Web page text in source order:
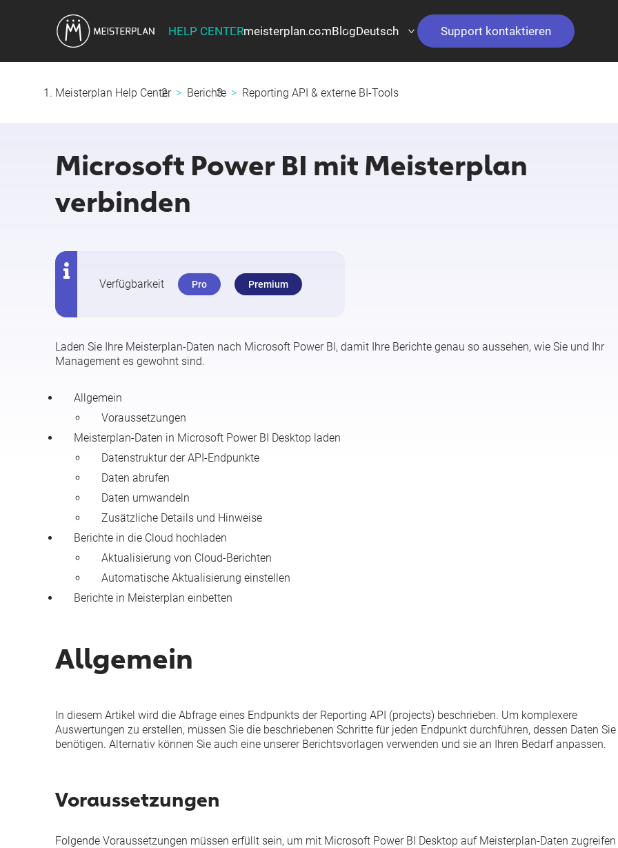
HELP CENTERmeisterplan.comBlogDeutsch Support kontaktieren
Meisterplan Help Center Berichte Reporting API & externe BI-Tools
Microsoft Power BI mit Meisterplan
verbinden
Verfügbarkeit Pro Premium
Laden Sie Ihre Meisterplan-Daten nach Microsoft Power BI, damit Ihre Berichte genau so aussehen, wie Sie und Ihr
Management es gewohnt sind.
Allgemein
Voraussetzungen
Meisterplan-Daten in Microsoft Power BI Desktop laden
Datenstruktur der API-Endpunkte
Daten abrufen
Daten umwandeln
Zusätzliche Details und Hinweise
Berichte in die Cloud hochladen
Aktualisierung von Cloud-Berichten
Automatische Aktualisierung einstellen
Berichte in Meisterplan einbetten
Allgemein
In diesem Artikel wird die Abfrage eines Endpunkts der Reporting API (projects) beschrieben. Um komplexere
Auswertungen zu erstellen, müssen Sie die beschriebenen Schritte für jeden Endpunkt durchführen, dessen Daten Sie
benötigen. Alternativ können Sie auch eine unserer Berichtsvorlagen verwenden und sie an Ihren Bedarf anpassen.
Voraussetzungen
Folgende Voraussetzungen müssen erfüllt sein, um mit Microsoft Power BI Desktop auf Meisterplan-Daten